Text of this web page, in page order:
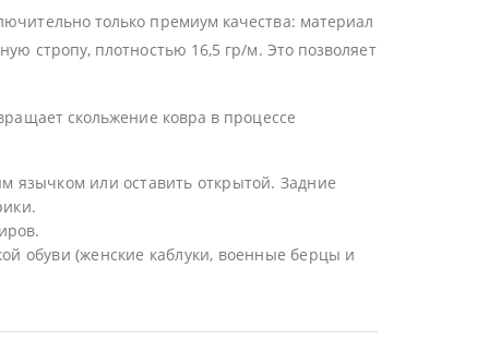
только премиум качества: материал
стропу, плотностью 16,5 гр/м. Это позволяет
скольжение ковра в процессе
язычком или оставить открытой. Задние
обуви (женские каблуки, военные берцы и